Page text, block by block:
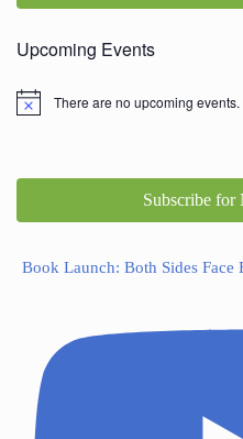
Upcoming Events
There are no upcoming events.
Subscribe for
Book Launch: Both Sides Face